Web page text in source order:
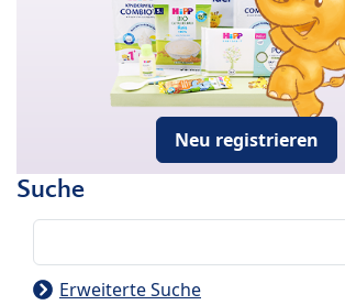
Neu registrieren
Suche
Erweiterte Suche